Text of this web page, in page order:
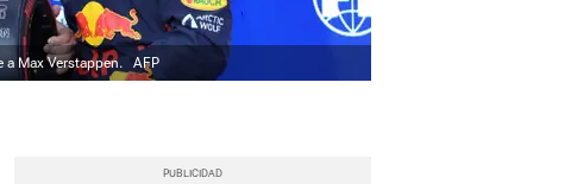
Max Verstappen. AFP